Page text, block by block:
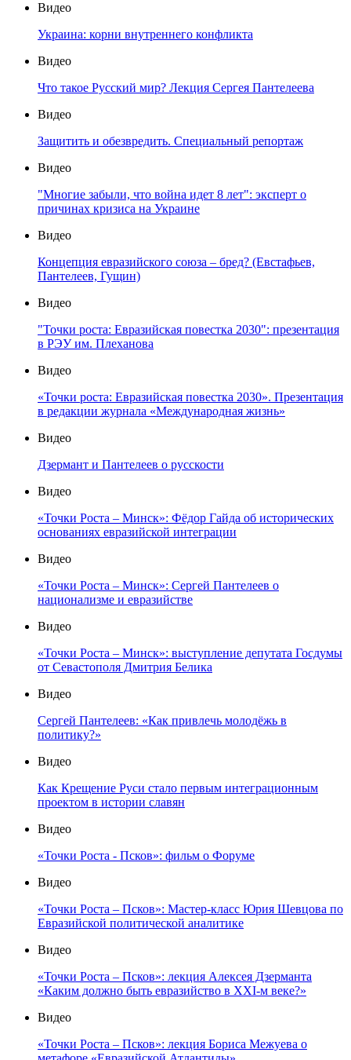
Видео
Украина: корни внутреннего конфликта
Видео
Что такое Русский мир? Лекция Сергея Пантелеева
Видео
Защитить и обезвредить. Специальный репортаж
Видео
"Многие забыли, что война идет 8 лет": эксперт о
причинах кризиса на Украине
Видео
Концепция евразийского союза – бред? (Евстафьев,
Пантелеев, Гущин)
Видео
"Точки роста: Евразийская повестка 2030": презентация
в РЭУ им. Плеханова
Видео
«Точки роста: Евразийская повестка 2030». Презентация
в редакции журнала «Международная жизнь»
Видео
Дзермант и Пантелеев о русскости
Видео
«Точки Роста – Минск»: Фёдор Гайда об исторических
основаниях евразийской интеграции
Видео
«Точки Роста – Минск»: Сергей Пантелеев о
национализме и евразийстве
Видео
«Точки Роста – Минск»: выступление депутата Госдумы
от Севастополя Дмитрия Белика
Видео
Сергей Пантелеев: «Как привлечь молодёжь в
политику?»
Видео
Как Крещение Руси стало первым интеграционным
проектом в истории славян
Видео
«Точки Роста - Псков»: фильм о Форуме
Видео
«Точки Роста – Псков»: Мастер-класс Юрия Шевцова по
Евразийской политической аналитике
Видео
«Точки Роста – Псков»: лекция Алексея Дзерманта
«Каким должно быть евразийство в XXI-м веке?»
Видео
«Точки Роста – Псков»: лекция Бориса Межуева о